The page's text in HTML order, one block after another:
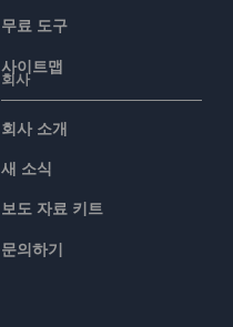
무료 도구
사이트맵
회사
회사 소개
새 소식
보도 자료 키트
문의하기